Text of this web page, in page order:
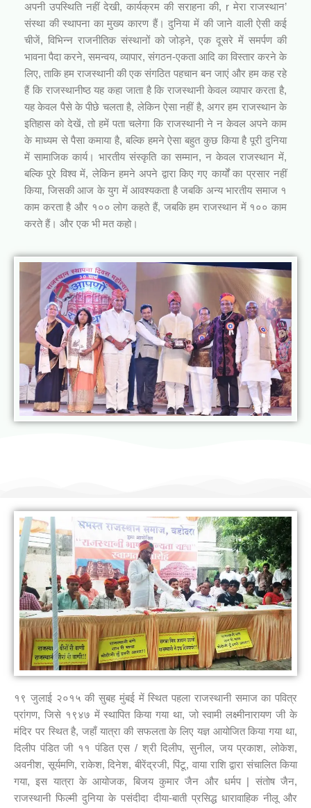
अपनी उपस्थिति नहीं देखी, कार्यक्रम की सराहना की, r मेरा राजस्थान’
संस्था की स्थापना का मुख्य कारण हैं। दुनिया में की जाने वाली ऐसी कई
चीजें, विभिन्न राजनीतिक संस्थानों को जोड़ने, एक दूसरे में समर्पण की
भावना पैदा करने, समन्वय, व्यापार, संगठन-एकता आदि का विस्तार करने के
लिए, ताकि हम राजस्थानी की एक संगठित पहचान बन जाएं और हम कह रहे
हैं कि राजस्थानीष्ठ यह कहा जाता है कि राजस्थानी केवल व्यापार करता है,
यह केवल पैसे के पीछे चलता है, लेकिन ऐसा नहीं है, अगर हम राजस्थान के
इतिहास को देखें, तो हमें पता चलेगा कि राजस्थानी ने न केवल अपने काम
के माध्यम से पैसा कमाया है, बल्कि हमने ऐसा बहुत कुछ किया है पूरी दुनिया
में सामाजिक कार्य। भारतीय संस्कृति का सम्मान, न केवल राजस्थान में,
बल्कि पूरे विश्व में, लेकिन हमने अपने द्वारा किए गए कार्यों का प्रसार नहीं
किया, जिसकी आज के युग में आवश्यकता है जबकि अन्य भारतीय समाज १
काम करता है और १०० लोग कहते हैं, जबकि हम राजस्थान में १०० काम
करते हैं। और एक भी मत कहो।
१९ जुलाई २०१५ की सुबह मुंबई में स्थित पहला राजस्थानी समाज का पवित्र
प्रांगण, जिसे १९४७ में स्थापित किया गया था, जो स्वामी लक्ष्मीनारायण जी के
मंदिर पर स्थित है, जहाँ यात्रा की सफलता के लिए यज्ञ आयोजित किया गया था,
दिलीप पंडित जी ११ पंडित एस / श्री दिलीप, सुनील, जय प्रकाश, लोकेश,
अवनीश, सूर्यमणि, राकेश, दिनेश, बीरेंद्रजी, पिंटू, वाया राशि द्वारा संचालित किया
गया, इस यात्रा के आयोजक, बिजय कुमार जैन और धर्मप | संतोष जैन,
राजस्थानी फिल्मी दुनिया के पसंदीदा दीया-बाती प्रसिद्ध धारावाहिक नीलू और